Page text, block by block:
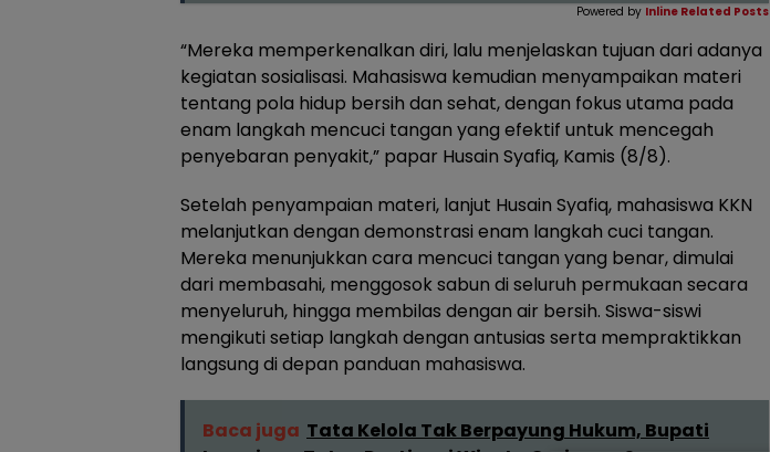
Powered by Inline Related Posts
“Mereka memperkenalkan diri, lalu menjelaskan tujuan dari adanya
kegiatan sosialisasi. Mahasiswa kemudian menyampaikan materi
tentang pola hidup bersih dan sehat, dengan fokus utama pada
enam langkah mencuci tangan yang efektif untuk mencegah
penyebaran penyakit,” papar Husain Syafiq, Kamis (8/8).
Setelah penyampaian materi, lanjut Husain Syafiq, mahasiswa KKN
melanjutkan dengan demonstrasi enam langkah cuci tangan.
Mereka menunjukkan cara mencuci tangan yang benar, dimulai
dari membasahi, menggosok sabun di seluruh permukaan secara
menyeluruh, hingga membilas dengan air bersih. Siswa-siswi
mengikuti setiap langkah dengan antusias serta mempraktikkan
langsung di depan panduan mahasiswa.
Baca juga Tata Kelola Tak Berpayung Hukum, Bupati